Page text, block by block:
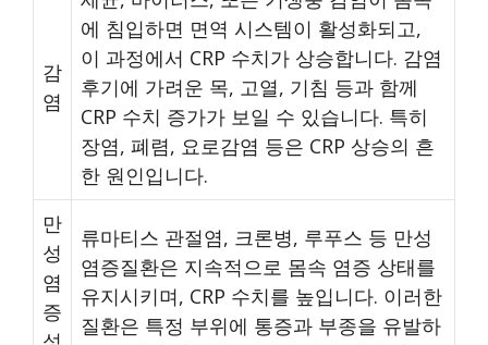
감
염
에 침입하면 면역 시스템이 활성화되고,
이 과정에서 CRP 수치가 상승합니다. 감염
후기에 가려운 목, 고열, 기침 등과 함께
CRP 수치 증가가 보일 수 있습니다. 특히
장염, 폐렴, 요로감염 등은 CRP 상승의 흔
한 원인입니다.
만
성
염
증
류마티스 관절염, 크론병, 루푸스 등 만성
염증질환은 지속적으로 몸속 염증 상태를
유지시키며, CRP 수치를 높입니다. 이러한
질환은 특정 부위에 통증과 부종을 유발하